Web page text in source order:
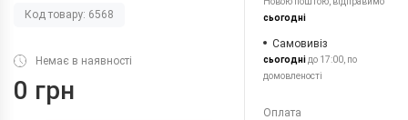
Код товару: 6568
Немає в наявності
0 грн
сьогодні
Самовивіз
сьогоднідо 17:00, по
домовленості
Оплата